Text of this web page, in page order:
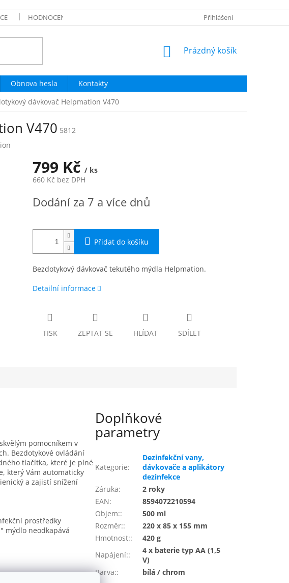
HODNOCENÍ OBCHODU NAPIŠTE NÁM
Přihlášení
NÁKUPNÍ
Prázdný košík
Obnova hesla
Kontakty
dávkovač Helpmation V470
V470 5812
799 Kč / ks
660 Kč bez DPH
cena:
Dodání za 7 a více dnů
Přidat do košíku
Bezdotykový dávkovač tekutého mýdla Helpmation.
Detailní informace
TISK ZEPTAT SE HLÍDAT SDÍLET
pomocníkem v
Bezdotykové ovládání
tlačítka, které je plné
který Vám automaticky
a zajistí snížení
prostředky
mýdlo neodkapává
Doplňkové
parametry
Kategorie:
Dezinfekční vany,
dávkovače a aplikátory
dezinfekce
Záruka:
2 roky
EAN:
8594072210594
Objem::
500 ml
Rozměr::
220 x 85 x 155 mm
Hmotnost::
420 g
Napájení::
4 x baterie typ AA (1,5
V)
Barva:: bílá / chrom